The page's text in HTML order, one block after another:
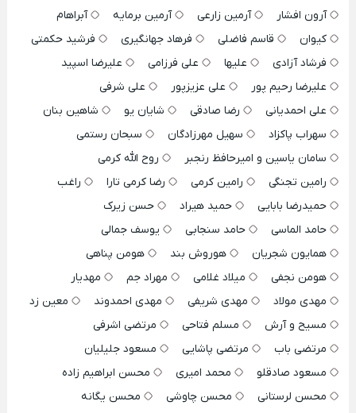
آرون افشار
آرمین زارعی آرمین برمایه
آبراهام
کیوان
قاسم فاضلی فرهاد جهانگیری
فرشید حکمتی
فرشاد آزادی
علیها علی فرزامی
علیرضا اسپید
علیرضا رحیم پور
علی عزیزپور
علی شرفی
علی احمدیانی
رضا صادقی شایان یو
شاهین بنان
سهراب پاکزاد
سهیل مهرزادگان
سبحان رستمی
سامان یاسین و امیرحافظ رنجبر
روح الله کرمی
رامین تجنگی
رامین کرمی رضا کرمی تارا
راغب
حمیدرضا بابایی
حمید هیراد
حسن زیرک
حامد الماسی
حامد سنجابی
یوسف جمالی
همایون شجریان
هوروش بند
هومن پناهی
هومن نجفی
میلاد غلامی مهراد جم
مهدیار
مهدی مولاد
مهدی شریفی مهدی احمدوند
معین زد
مسیح و آرش
مسلم فتاحی
مرتضی اشرفی
مرتضی باب
مرتضی پاشایی
مسعود جلیلیان
مسعود صادقلو
محمد امیری
محسن ابراهیم زاده
محسن لرستانی
محسن چاوشی
محسن یگانه